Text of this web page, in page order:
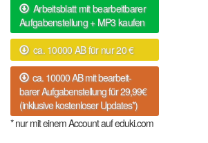
Arbeitsblatt mit bearbeitbarer
Aufgabenstellung + MP3 kaufen
ca. 10000 AB für nur 20 €
ca. 10000 AB mit bearbeit-
barer Aufgabenstellung für 29,99€
(inklusive kostenloser Updates*)
* nur mit einem Account auf eduki.com